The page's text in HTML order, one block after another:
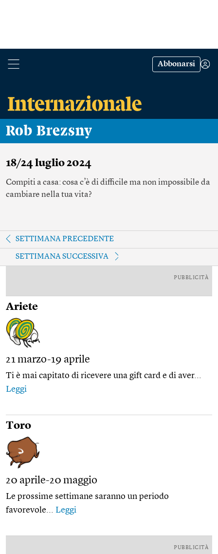
Abbonarsi
Rob Brezsny
18/24 luglio 2024
Compiti a casa: cosa c’è di difficile ma non impossibile da
cambiare nella tua vita?
SETTIMANA PRECEDENTE
SETTIMANA SUCCESSIVA
PUBBLICITÀ
Ariete
21 marzo-19 aprile
Ti è mai capitato di ricevere una gift card e di aver...
Leggi
Toro
20 aprile-20 maggio
Le prossime settimane saranno un periodo
favorevole... Leggi
PUBBLICITÀ